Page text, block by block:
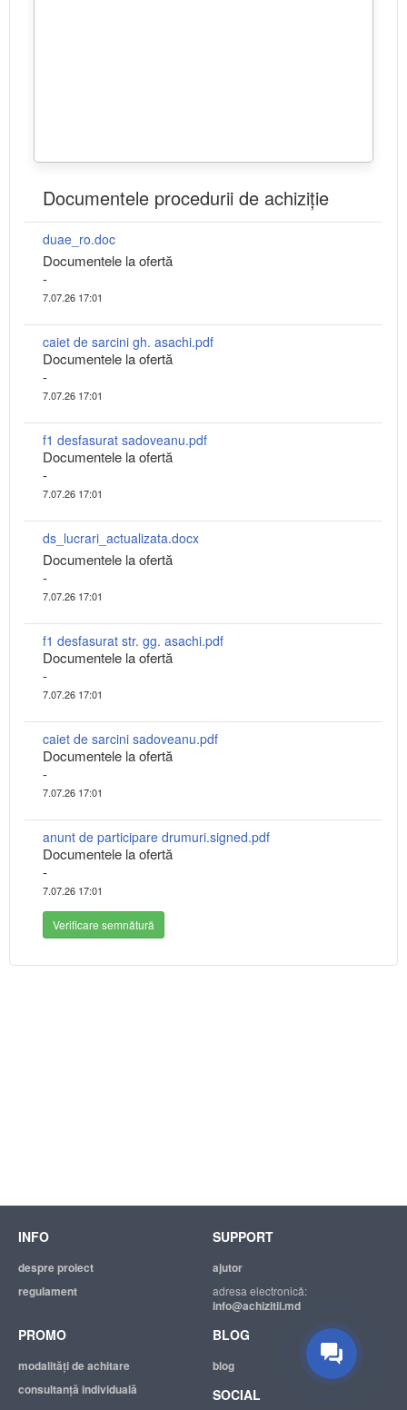
Documentele procedurii de achiziție
duae_ro.doc
Documentele la ofertă
-
7.07.26 17:01
caiet de sarcini gh. asachi.pdf
Documentele la ofertă
-
7.07.26 17:01
f1 desfasurat sadoveanu.pdf
Documentele la ofertă
-
7.07.26 17:01
ds_lucrari_actualizata.docx
Documentele la ofertă
-
7.07.26 17:01
f1 desfasurat str. gg. asachi.pdf
Documentele la ofertă
-
7.07.26 17:01
caiet de sarcini sadoveanu.pdf
Documentele la ofertă
-
7.07.26 17:01
anunt de participare drumuri.signed.pdf
Documentele la ofertă
-
7.07.26 17:01
Verificare semnătură
INFO
despre proiect
regulament
SUPPORT
ajutor
adresa electronică:
info@achizitii.md
PROMO
modalităţi de achitare
consultanță individuală
BLOG
blog
SOCIAL